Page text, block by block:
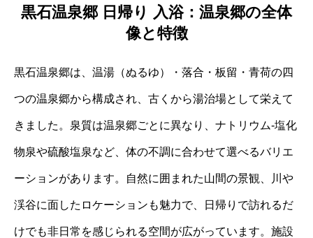
黒石温泉郷 日帰り 入浴：温泉郷の全体
像と特徴
黒石温泉郷は、温湯（ぬるゆ）・落合・板留・青荷の四
つの温泉郷から構成され、古くから湯治場として栄えて
きました。泉質は温泉郷ごとに異なり、ナトリウム‐塩化
物泉や硫酸塩泉など、体の不調に合わせて選べるバリエ
ーションがあります。自然に囲まれた山間の景観、川や
渓谷に面したロケーションも魅力で、日帰りで訪れるだ
けでも非日常を感じられる空間が広がっています。施設